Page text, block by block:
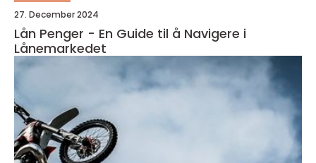
27. December 2024
Lån Penger - En Guide til å Navigere i
Lånemarkedet